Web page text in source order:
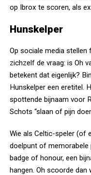
op Ibrox te scoren, als
Hunskelper
Op sociale media
zichzelf de vraag: is Oh
betekent dat eigenlijk?
Hunskelper een eretitel.
spottende bijnaam voor
Schots “slaan of pijn
Wie als Celtic-speler (of
doelpunt of memorabele
badge of honour, een
hangen. Oh scoorde dan